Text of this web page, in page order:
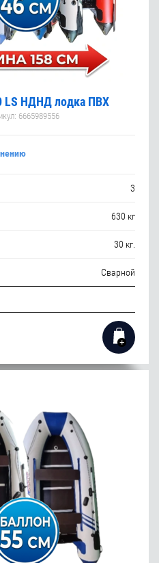
LS НДНД лодка ПВХ
6665989556
3
630 кг
30 кг.
Сварной